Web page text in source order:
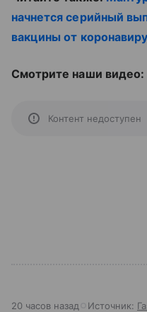
начнется серийный
вакцины от
Смотрите наши видео:
Контент недоступен
20 часов назад Источник: